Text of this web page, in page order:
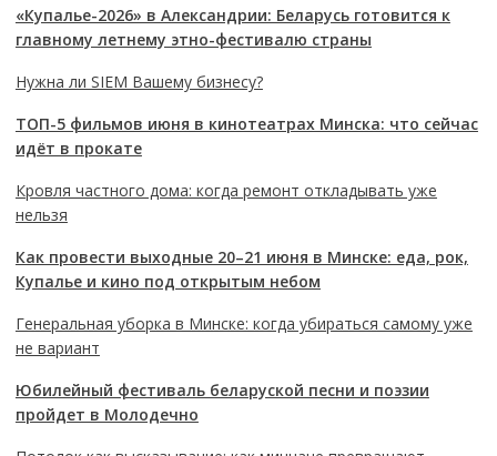
«Купалье-2026» в Александрии: Беларусь готовится к
главному летнему этно-фестивалю страны
Нужна ли SIEM Вашему бизнесу?
ТОП-5 фильмов июня в кинотеатрах Минска: что сейчас
идёт в прокате
Кровля частного дома: когда ремонт откладывать уже
нельзя
Как провести выходные 20–21 июня в Минске: еда, рок,
Купалье и кино под открытым небом
Генеральная уборка в Минске: когда убираться самому уже
не вариант
Юбилейный фестиваль беларуской песни и поэзии
пройдет в Молодечно